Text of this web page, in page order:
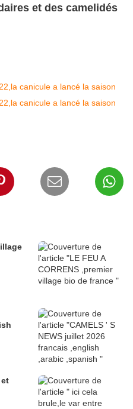
et des camelidés